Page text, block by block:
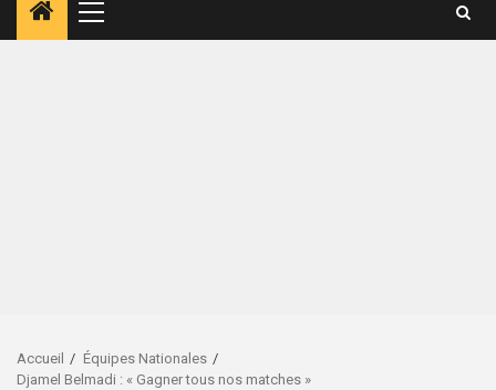
Menu
principal
Accueil
Équipes Nationales
Djamel Belmadi : « Gagner tous nos matches »